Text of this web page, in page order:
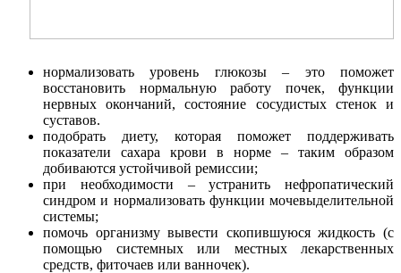
нормализовать уровень глюкозы – это поможет
восстановить нормальную работу почек, функции
нервных окончаний, состояние сосудистых стенок и
суставов.
подобрать диету, которая поможет поддерживать
показатели сахара крови в норме – таким образом
добиваются устойчивой ремиссии;
при необходимости – устранить нефропатический
синдром и нормализовать функции мочевыделительной
системы;
помочь организму вывести скопившуюся жидкость (с
помощью системных или местных лекарственных
средств, фиточаев или ванночек).